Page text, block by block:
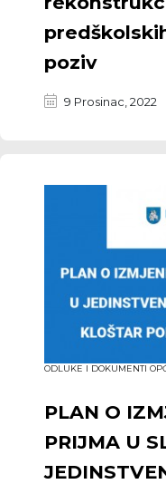
poziv
9 Prosinac, 2022
ODLUKE I DOKUMENTI
PLAN O
PRIJMA U